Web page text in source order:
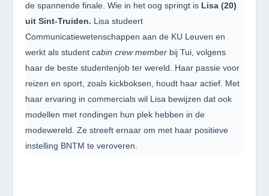
de spannende finale. Wie in het oog springt is Lisa (20)
uit Sint-Truiden. Lisa studeert
Communicatiewetenschappen aan de KU Leuven en
werkt als studentcabin crew member bij Tui, volgens
haar de beste studentenjob ter wereld. Haar passie voor
reizen en sport, zoals kickboksen, houdt haar actief. Met
haar ervaring in commercials wil Lisa bewijzen dat ook
modellen met rondingen hun plek hebben in de
modewereld. Ze streeft ernaar om met haar positieve
instelling BNTM te veroveren.